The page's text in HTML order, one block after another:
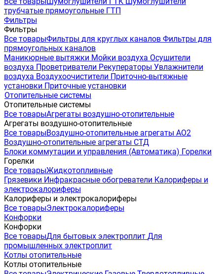
трубчатые прямоугольные ГТП
Фильтры
Фильтры
Все товарыФильтры для круглых каналов Фильтры для
прямоугольных каналов
Маникюрные вытяжки Мойки воздуха Осушители
воздуха Проветриватели Рекуператоры Увлажнители
воздуха Воздухоочистители Приточно-вытяжные
установки Приточные установки
Отопительные системы
Отопительные системы
Все товарыАгрегаты воздушно-отопительные
Агрегаты воздушно-отопительные
Все товарыВоздушно-отопительные агрегаты АО2
Воздушно-отопительные агрегаты СТД
Блоки коммутации и управления (Автоматика) Горелки
Горелки
Все товарыЖидкотопливные
Грязевики Инфракрасные обогреватели Калориферы и
электрокалориферы
Калориферы и электрокалориферы
Все товарыЭлектрокалориферы
Конфорки
Конфорки
Все товарыДля бытовых электроплит Для
промышленных электроплит
Котлы отопительные
Котлы отопительные